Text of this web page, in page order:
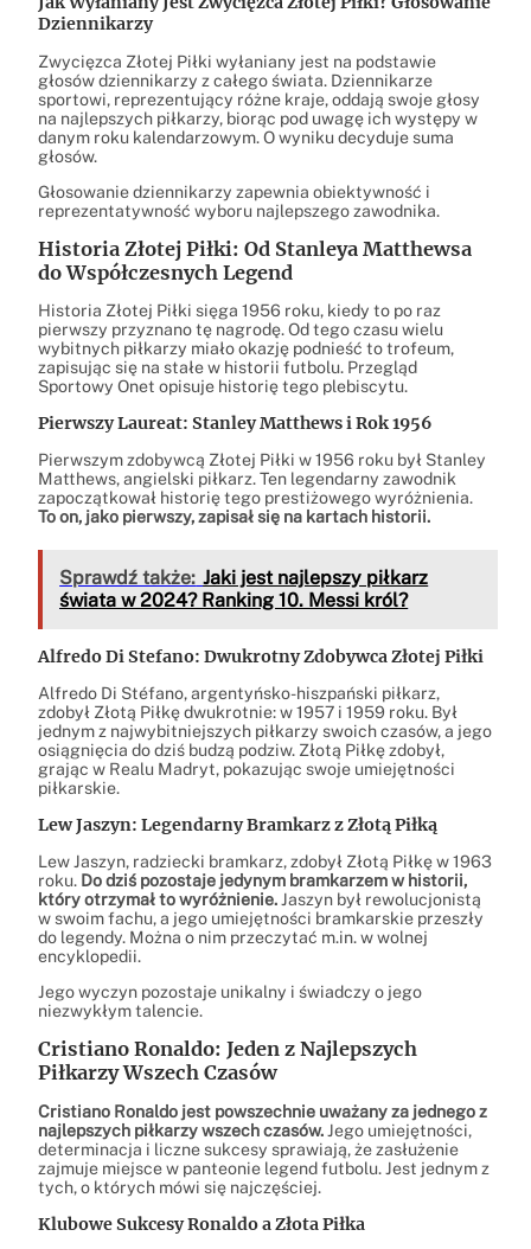
Dziennikarzy
Zwycięzca Złotej Piłki wyłaniany jest na podstawie
głosów dziennikarzy z całego świata. Dziennikarze
sportowi, reprezentujący różne kraje, oddają swoje głosy
na najlepszych piłkarzy, biorąc pod uwagę ich występy w
danym roku kalendarzowym. O wyniku decyduje suma
głosów.
Głosowanie dziennikarzy zapewnia obiektywność i
reprezentatywność wyboru najlepszego zawodnika.
Historia Złotej Piłki: Od Stanleya Matthewsa
do Współczesnych Legend
Historia Złotej Piłki sięga 1956 roku, kiedy to po raz
pierwszy przyznano tę nagrodę. Od tego czasu wielu
wybitnych piłkarzy miało okazję podnieść to trofeum,
zapisując się na stałe w historii futbolu. Przegląd
Sportowy Onet opisuje historię tego plebiscytu.
Pierwszy Laureat: Stanley Matthews i Rok 1956
Pierwszym zdobywcą Złotej Piłki w 1956 roku był Stanley
Matthews, angielski piłkarz. Ten legendarny zawodnik
zapoczątkował historię tego prestiżowego wyróżnienia.
To on, jako pierwszy, zapisał się na kartach historii.
Sprawdź także: Jaki jest najlepszy piłkarz
świata w 2024? Ranking 10. Messi król?
Alfredo Di Stefano: Dwukrotny Zdobywca Złotej Piłki
Alfredo Di Stéfano, argentyńsko-hiszpański piłkarz,
zdobył Złotą Piłkę dwukrotnie: w 1957 i 1959 roku. Był
jednym z najwybitniejszych piłkarzy swoich czasów, a jego
osiągnięcia do dziś budzą podziw. Złotą Piłkę zdobył,
grając w Realu Madryt, pokazując swoje umiejętności
piłkarskie.
Lew Jaszyn: Legendarny Bramkarz z Złotą Piłką
Lew Jaszyn, radziecki bramkarz, zdobył Złotą Piłkę w 1963
roku. Do dziś pozostaje jedynym bramkarzem w historii,
który otrzymał to wyróżnienie. Jaszyn był rewolucjonistą
w swoim fachu, a jego umiejętności bramkarskie przeszły
do legendy. Można o nim przeczytać m.in. w wolnej
encyklopedii.
Jego wyczyn pozostaje unikalny i świadczy o jego
niezwykłym talencie.
Cristiano Ronaldo: Jeden z Najlepszych
Piłkarzy Wszech Czasów
Cristiano Ronaldo jest powszechnie uważany za jednego z
najlepszych piłkarzy wszech czasów. Jego umiejętności,
determinacja i liczne sukcesy sprawiają, że zasłużenie
zajmuje miejsce w panteonie legend futbolu. Jest jednym z
tych, o których mówi się najczęściej.
Klubowe Sukcesy Ronaldo a Złota Piłka